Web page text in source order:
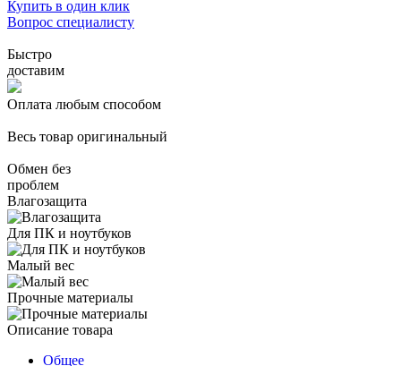
Купить в один клик
Вопрос специалисту
Быстро
доставим
Оплата любым способом
Весь товар оригинальный
Обмен без
проблем
Влагозащита
Для ПК и ноутбуков
Малый вес
Прочные материалы
Описание товара
Общее